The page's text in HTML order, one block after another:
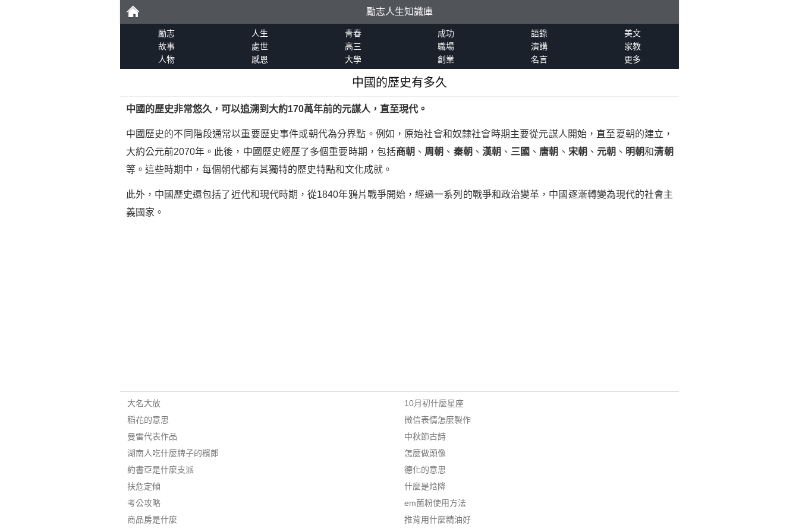
勵
勵志人生知識庫
勵志 人生 青春 成功 語錄
美文
故事
處世 高三 職場 演講
家教
人物
感恩 大學 創業 名言 更多
中國的歷史有多久
中國的歷史非常悠久，可以追溯到大約170萬年前的元謀人，直至現代。
中國歷史的不同階段通常以重要歷史事件或朝代為分界點。例如，原始社會和奴隸社會時期主要從元謀人開始，直至夏朝的建立，
大約公元前2070年。此後，中國歷史經歷了多個重要時期，包括商朝 、 周朝 、 秦朝 、 漢朝 、 三國 、 唐朝 、 宋朝 、 元朝 、 明朝和清朝
等。這些時期中，每個朝代都有其獨特的歷史特點和文化成就。
此外，中國歷史還包括了近代和現代時期，從1840年鴉片戰爭開始，經過一系列的戰爭和政治變革，中國逐漸轉變為現代的社會主
義國家。
大名大放
稻花的意思
曼雷代表作品
湖南人吃什麼牌子的檳郎
約書亞是什麼支派
扶危定傾
考公攻略
商品房是什麼
10月初什麼星座
微信表情怎麼製作
中秋節古詩
怎麼做頭像
德化的意思
什麼是焓降
em菌粉使用方法
推背用什麼精油好